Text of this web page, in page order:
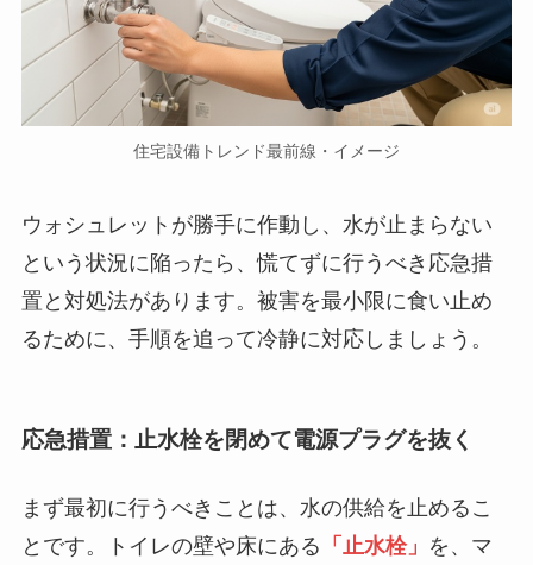
住宅設備トレンド最前線・イメージ
ウォシュレットが勝手に作動し、水が止まらない
という状況に陥ったら、慌てずに行うべき応急措
置と対処法があります。被害を最小限に食い止め
るために、手順を追って冷静に対応しましょう。
応急措置：止水栓を閉めて電源プラグを抜く
まず最初に行うべきことは、水の供給を止めるこ
とです。トイレの壁や床にある 「止水栓」 を、マ